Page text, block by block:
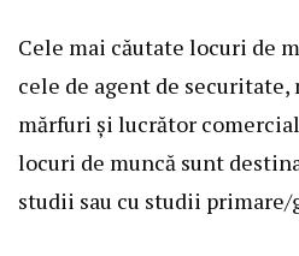
Cele mai căutate locuri de
cele de agent de
mărfuri și lucrător
locuri de muncă sunt
studii sau cu studii